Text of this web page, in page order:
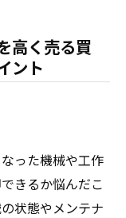
高く売る買
ント
った機械や工作
きるか悩んだこ
状態やメンテナ